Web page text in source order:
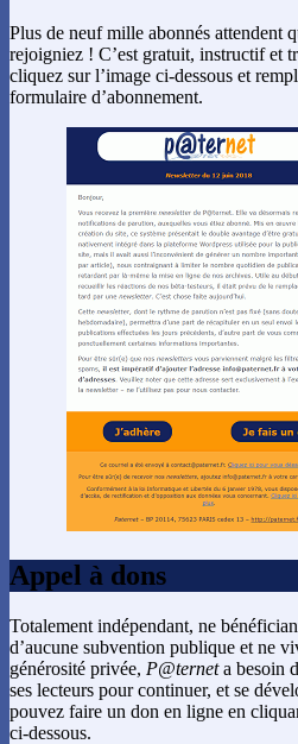
Plus de neuf mille abonnés attendent
rejoigniez ! C’est gratuit, instructif et
cliquez sur l’image ci-dessous et
formulaire d’abonnement.
Appel à dons
Totalement indépendant, ne
d’aucune subvention publique et ne
générosité privée, P@terneta besoin
ses lecteurs pour continuer, et se
pouvez faire un don en ligne en
ci-dessous.